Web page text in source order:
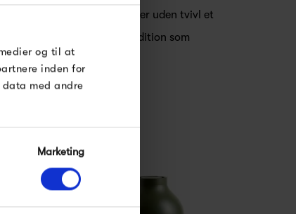
og til at
inden for
med andre
Marketing
og geniale finesser. HAY er uden tvivl et
skandinaviske design tradition som